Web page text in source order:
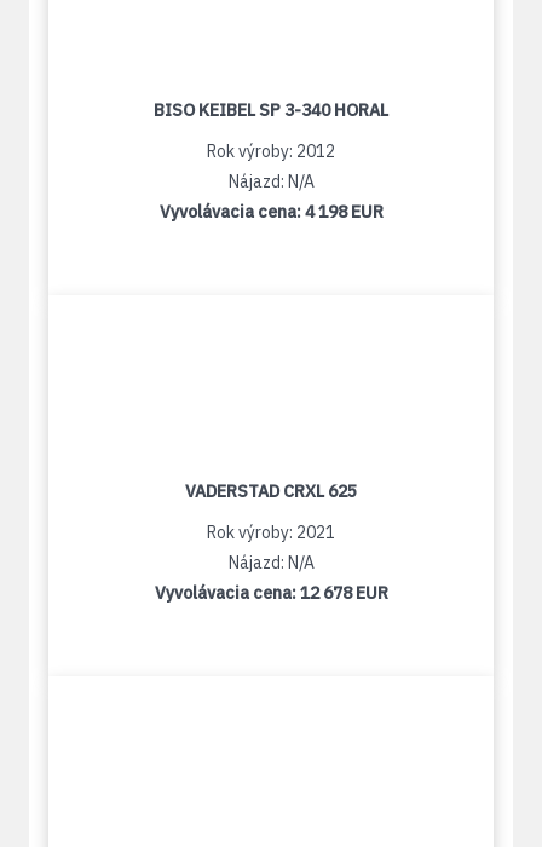
BISO KEIBEL SP 3-340 HORAL
Rok výroby: 2012
Nájazd: N/A
Vyvolávacia cena:4 198 EUR
VADERSTAD CRXL 625
Rok výroby: 2021
Nájazd: N/A
Vyvolávacia cena:12 678 EUR